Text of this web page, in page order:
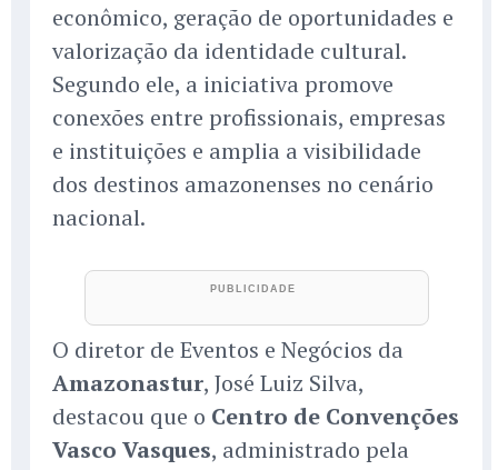
econômico, geração de oportunidades e
valorização da identidade cultural.
Segundo ele, a iniciativa promove
conexões entre profissionais, empresas
e instituições e amplia a visibilidade
dos destinos amazonenses no cenário
nacional.
O diretor de Eventos e Negócios da
Amazonastur, José Luiz Silva,
destacou que o Centro de Convenções
Vasco Vasques, administrado pela